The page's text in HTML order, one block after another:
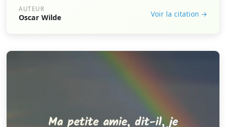
AUTEUR
Oscar Wilde Voir la citation →